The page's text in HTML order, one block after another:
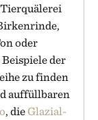
oder
der
zu finden
auffüllbaren
, die Glazial-